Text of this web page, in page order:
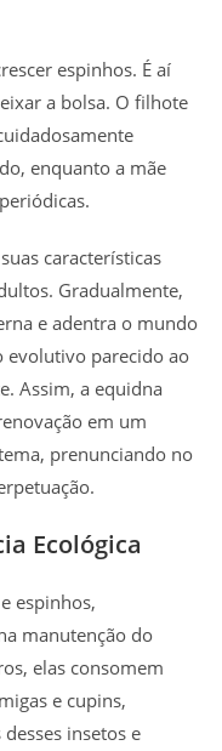
espinhos. É aí
a bolsa. O filhote
enquanto a mãe
características
Gradualmente,
e adentra o mundo
evolutivo parecido ao
Assim, a equidna
em um
prenunciando no
Ecológica
espinhos,
manutenção do
elas consomem
e cupins,
insetos e